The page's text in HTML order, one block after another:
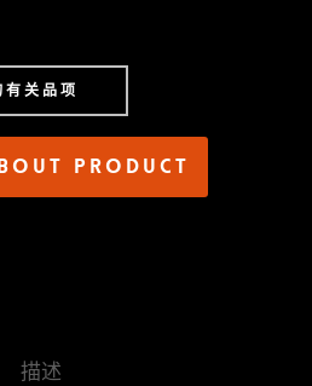
关品项
product
描述